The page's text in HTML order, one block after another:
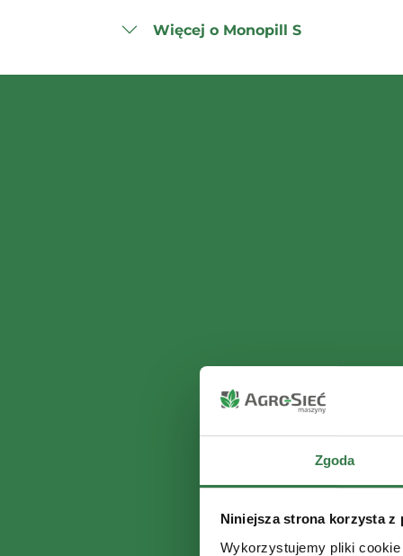
Zgoda
Niniejsza strona korzysta z
Wykorzystujemy pliki
Więcej o Monopill S